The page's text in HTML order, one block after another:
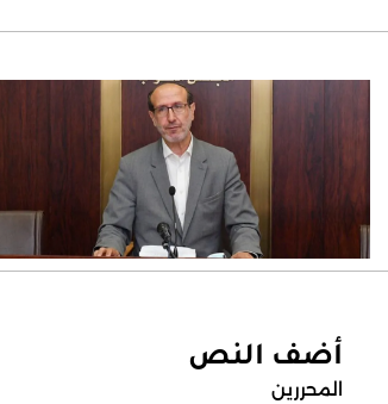
أضف النص
المحررين